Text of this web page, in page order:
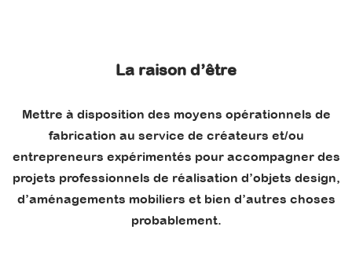
La raison d’être
Mettre à disposition des moyens opérationnels de
fabrication au service de créateurs et/ou
entrepreneurs expérimentés pour accompagner des
projets professionnels de réalisation d’objets design,
d’aménagements mobiliers et bien d’autres choses
probablement.